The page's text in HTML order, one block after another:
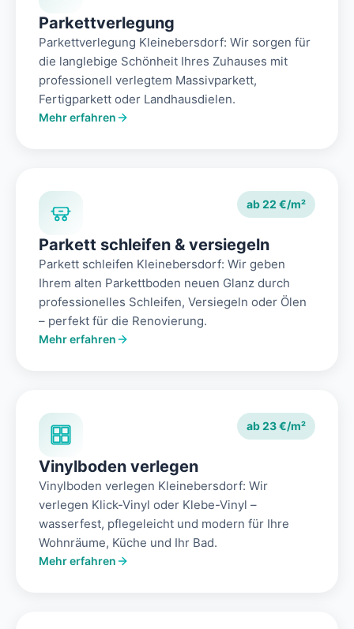
Parkettverlegung
Parkettverlegung Kleinebersdorf: Wir sorgen für
die langlebige Schönheit Ihres Zuhauses mit
professionell verlegtem Massivparkett,
Fertigparkett oder Landhausdielen.
Mehr erfahren
ab 22 €/m²
Parkett schleifen & versiegeln
Parkett schleifen Kleinebersdorf: Wir geben
Ihrem alten Parkettboden neuen Glanz durch
professionelles Schleifen, Versiegeln oder Ölen
– perfekt für die Renovierung.
Mehr erfahren
ab 23 €/m²
Vinylboden verlegen
Vinylboden verlegen Kleinebersdorf: Wir
verlegen Klick-Vinyl oder Klebe-Vinyl –
wasserfest, pflegeleicht und modern für Ihre
Wohnräume, Küche und Ihr Bad.
Mehr erfahren